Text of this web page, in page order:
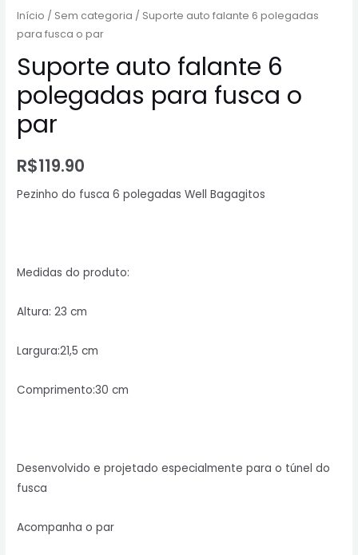
Início / Sem categoria / Suporte auto falante 6 polegadas
para fusca o par
Suporte auto falante 6
polegadas para fusca o
par
R$119.90
Pezinho do fusca 6 polegadas Well Bagagitos
Medidas do produto:
Altura: 23 cm
Largura:21,5 cm
Comprimento:30 cm
Desenvolvido e projetado especialmente para o túnel do
fusca
Acompanha o par